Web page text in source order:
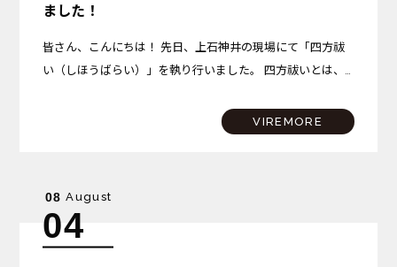
ました！
皆さん、こんにちは！ 先日、上石神井の現場にて「四方祓
い（しほうばらい）」を執り行いました。 四方祓いとは、
工事の無事と安全、そしてこの場所で始まる新しい暮らしの
VIREMORE
08 August
04